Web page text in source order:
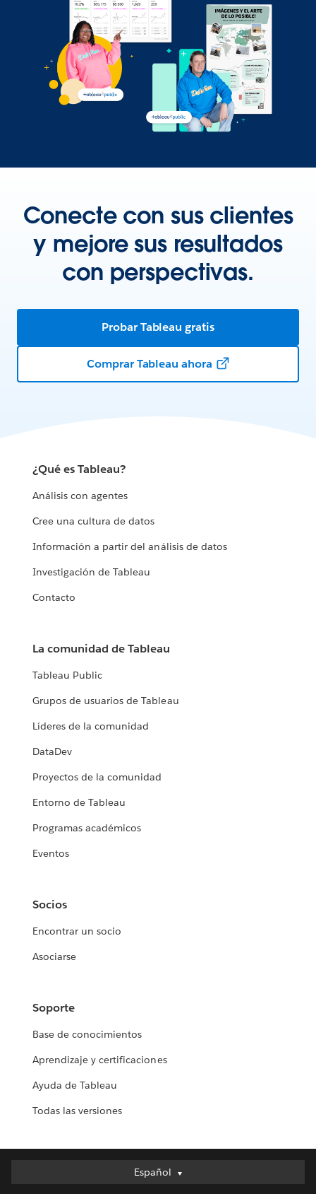
Conecte con sus clientes
y mejore sus resultados
con perspectivas.
Probar Tableau gratis
Comprar Tableau ahora
¿Qué es Tableau?
Análisis con agentes
Cree una cultura de datos
Información a partir del análisis de datos
Investigación de Tableau
Contacto
La comunidad de Tableau
Tableau Public
Grupos de usuarios de Tableau
Líderes de la comunidad
DataDev
Proyectos de la comunidad
Entorno de Tableau
Programas académicos
Eventos
Socios
Encontrar un socio
Asociarse
Soporte
Base de conocimientos
Aprendizaje y certificaciones
Ayuda de Tableau
Todas las versiones
Español
Deutsch